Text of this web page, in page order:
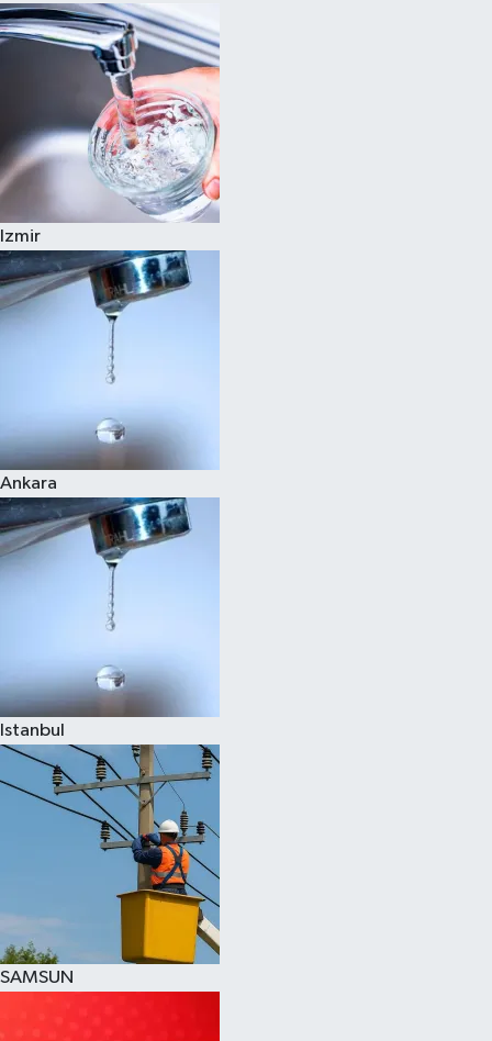
Izmir
Ankara
Istanbul
SAMSUN